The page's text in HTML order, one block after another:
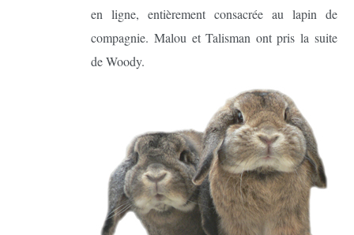
en ligne, entièrement consacrée au lapin de
compagnie. Malou et Talisman ont pris la suite
de Woody.